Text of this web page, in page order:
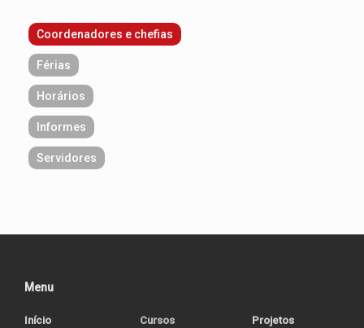
Coordenadores e chefias
Férias
Horários
Informes
Servidores
Menu
Início
Cursos
Projetos